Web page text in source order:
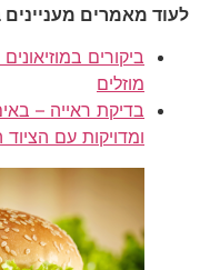
לעוד מאמרים
ביקורים
מוזלים
בדיקת ראייה –
ומדויקות עם